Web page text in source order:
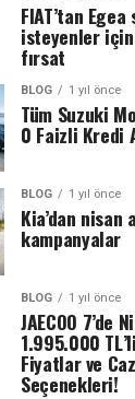
FIAT’tan
isteyenler için
fırsat
BLOG 1 yıl önce
Tüm Suzuki
0 Faizli Kredi
BLOG 1 yıl önce
Kia’dan nisan
kampanyalar
BLOG 1 yıl önce
JAECOO 7’de
1.995.000
Fiyatlar ve
Seçenekleri!